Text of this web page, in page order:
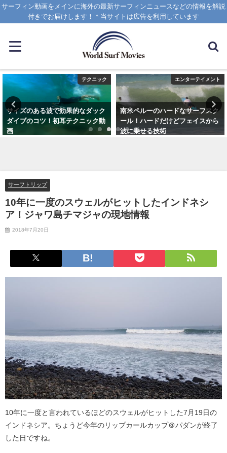
サーフィン動画をメインに海外の最新サーフィンニュースなどの情報を解説
付きでお届けします！＊当サイトは広告を利用しています
テクニック
サイズのある波で効果的なダック
ダイブのコツ！初耳テクニック動
画
エンターテイメント
南米ペルーのハードなサーフスク
ール！ハードだけどフェイスから
波に乗せる技術
サーフトリップ
10年に一度のスウェルがヒットしたインドネシ
ア！ジャワ島チマジャの現地情報
2018年7月20日
10年に一度と言われているほどのスウェルがヒットした7月19日の
インドネシア。ちょうど今年のリップカールカップ＠パダンが終了
した日ですね。